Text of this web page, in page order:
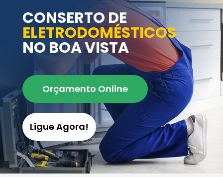
CONSERTO DE
ELETRODOMÉSTICOS
NO BOA VISTA
Orçamento Online
Ligue Agora!